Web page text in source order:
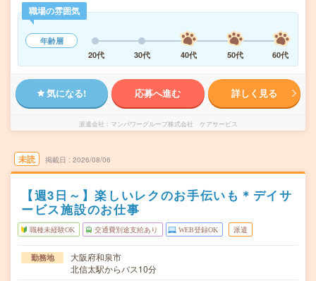
職場の雰囲気
年齢層
20代
30代 40代 50代 60代
気になる! 応募へ進む 詳しく見る
派遣会社 マンパワーグループ株式会社 ケアサービス
未読 掲載日 2026/08/06
【週3日～】楽しいレクのお手伝いも＊デイサ
ービス施設のお仕事
職種未経験OK 交通費別途支給あり WEB登録OK 派遣
勤務地
大阪府和泉市
北信太駅からバス10分